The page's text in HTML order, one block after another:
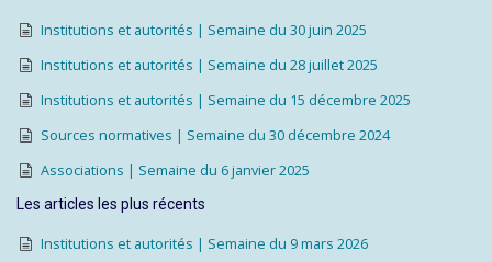
Institutions et autorités | Semaine du 30 juin 2025
Institutions et autorités | Semaine du 28 juillet 2025
Institutions et autorités | Semaine du 15 décembre 2025
Sources normatives | Semaine du 30 décembre 2024
Associations | Semaine du 6 janvier 2025
Les articles les plus récents
Institutions et autorités | Semaine du 9 mars 2026